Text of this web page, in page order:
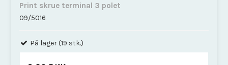
Print skrue terminal 3 polet
09/5016
På lager (19 stk.)